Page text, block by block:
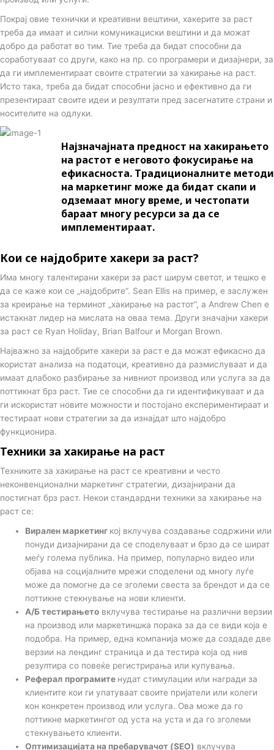
Покрај овие технички и креативни вештини, хакерите за раст
треба да имаат и силни комуникациски вештини и да можат
добро да работат во тим. Тие треба да бидат способни да
соработуваат со други, како на пр. со програмери и дизајнери, за
да ги имплементираат своите стратегии за хакирање на раст.
Исто така, треба да бидат способни јасно и ефективно да ги
презентираат своите идеи и резултати пред засегнатите страни и
носителите на одлуки.
Најзначајната предност на хакирањето
на растот е неговото фокусирање на
ефикасноста. Традиционалните методи
на маркетинг може да бидат скапи и
одземаат многу време, и честопати
бараат многу ресурси за да се
имплементираат.
Кои се најдобрите хакери за раст?
Има многу талентирани хакери за раст ширум светот, и тешко е
да се каже кои се „најдобрите“. Sean Ellis на пример, е заслужен
за креирање на терминот „хакирање на растот“, а Andrew Chen е
истакнат лидер на мислата на оваа тема. Други значајни хакери
за раст се Ryan Holiday, Brian Balfour и Morgan Brown.
Најважно за најдобрите хакери за раст е да можат ефикасно да
користат анализа на податоци, креативно да размислуваат и да
имаат длабоко разбирање за нивниот производ или услуга за да
поттикнат брз раст. Тие се способни да ги идентификуваат и да
ги искористат новите можности и постојано експериментираат и
тестираат нови стратегии за да изнајдат што најдобро
функционира.
Техники за хакирање на раст
Техниките за хакирање на раст се креативни и често
неконвенционални маркетинг стратегии, дизајнирани да
постигнат брз раст. Некои стандардни техники за хакирање на
раст се:
Вирален маркетинг кој вклучува создавање содржини или
понуди дизајнирани да се споделуваат и брзо да се шират
меѓу голема публика. На пример, популарно видео или
објава на социјалните мрежи споделени од многу луѓе
може да помогне да се зголеми свеста за брендот и да се
поттикне стекнување на нови клиенти.
А/Б тестирањето вклучува тестирање на различни верзии
на производ или маркетиншка порака за да се види која е
подобра. На пример, една компанија може да создаде две
верзии на лендинг страница и да тестира која од нив
резултира со повеќе регистрирања или купувања.
Реферал програмите нудат стимулации или награди за
клиентите кои ги упатуваат своите пријатели или колеги
кон конкретен производ или услуга. Ова може да го
поттикне маркетингот од уста на уста и да го зголеми
стекнувањето клиенти.
Оптимизацијата на пребарувачот (SEO) вклучува